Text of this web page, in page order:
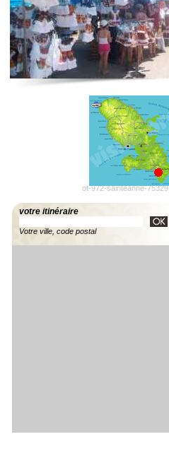
ot-972-sainteanne-
votre itinéraire
Votre ville, code postal